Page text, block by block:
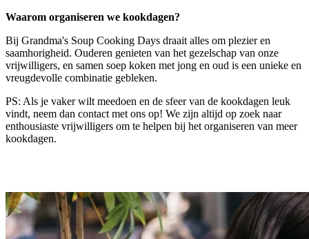
Waarom organiseren we kookdagen?
Bij Grandma's Soup Cooking Days draait alles om plezier en
saamhorigheid. Ouderen genieten van het gezelschap van onze
vrijwilligers, en samen soep koken met jong en oud is een unieke en
vreugdevolle combinatie gebleken.
PS: Als je vaker wilt meedoen en de sfeer van de kookdagen leuk
vindt, neem dan contact met ons op! We zijn altijd op zoek naar
enthousiaste vrijwilligers om te helpen bij het organiseren van meer
kookdagen.